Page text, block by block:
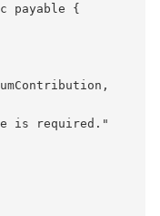
{
required."